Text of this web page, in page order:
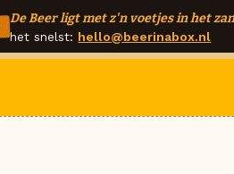
De Beer ligt met z'n voetjes in het
het snelst: hello@beerinabox.nl